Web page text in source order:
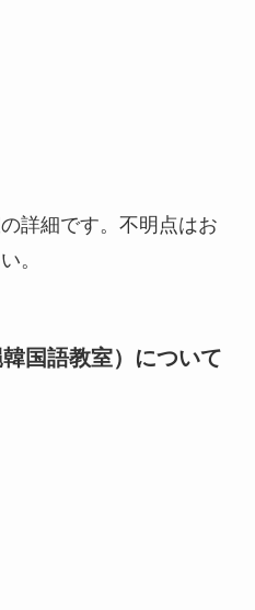
詳細です。不明点はお
。
国語教室）について